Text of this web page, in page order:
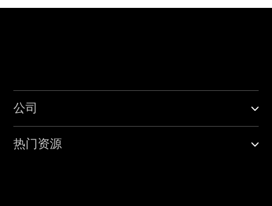
公司
热门资源